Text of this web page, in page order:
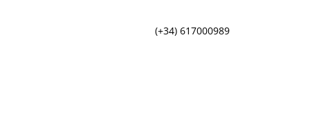
(+34) 617000989